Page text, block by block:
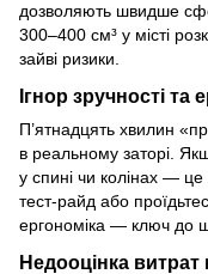
дозволяють швидше
300–400 см³ у місті
зайві ризики.
Ігнор зручності та
П’ятнадцять хвилин
в реальному заторі.
у спині чи колінах —
тест-райд або
ергономіка — ключ до
Недооцінка